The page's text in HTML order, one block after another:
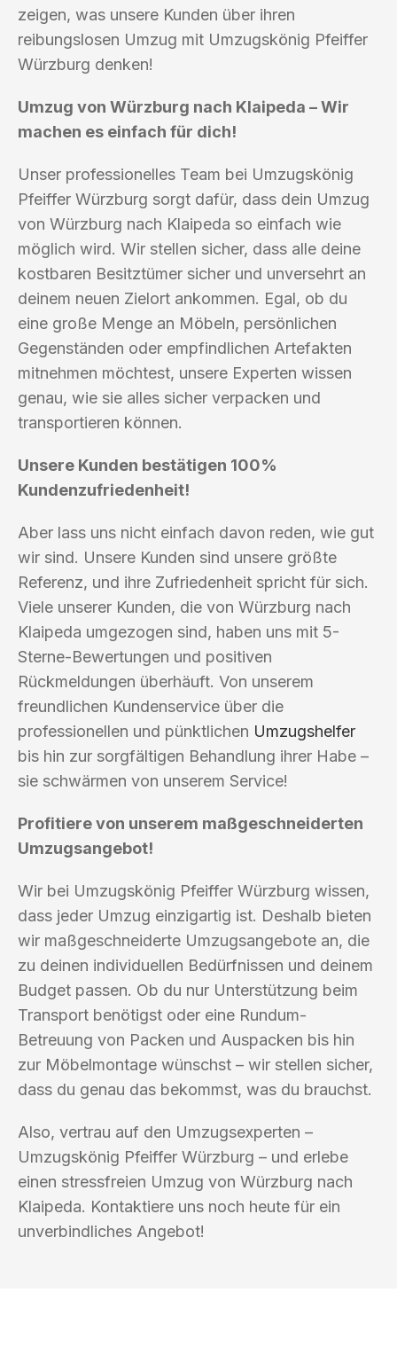
zeigen, was unsere Kunden über ihren
reibungslosen Umzug mit Umzugskönig Pfeiffer
Würzburg denken!
Umzug von Würzburg nach Klaipeda – Wir
machen es einfach für dich!
Unser professionelles Team bei Umzugskönig
Pfeiffer Würzburg sorgt dafür, dass dein Umzug
von Würzburg nach Klaipeda so einfach wie
möglich wird. Wir stellen sicher, dass alle deine
kostbaren Besitztümer sicher und unversehrt an
deinem neuen Zielort ankommen. Egal, ob du
eine große Menge an Möbeln, persönlichen
Gegenständen oder empfindlichen Artefakten
mitnehmen möchtest, unsere Experten wissen
genau, wie sie alles sicher verpacken und
transportieren können.
Unsere Kunden bestätigen 100%
Kundenzufriedenheit!
Aber lass uns nicht einfach davon reden, wie gut
wir sind. Unsere Kunden sind unsere größte
Referenz, und ihre Zufriedenheit spricht für sich.
Viele unserer Kunden, die von Würzburg nach
Klaipeda umgezogen sind, haben uns mit 5-
Sterne-Bewertungen und positiven
Rückmeldungen überhäuft. Von unserem
freundlichen Kundenservice über die
professionellen und pünktlichen Umzugshelfer
bis hin zur sorgfältigen Behandlung ihrer Habe –
sie schwärmen von unserem Service!
Profitiere von unserem maßgeschneiderten
Umzugsangebot!
Wir bei Umzugskönig Pfeiffer Würzburg wissen,
dass jeder Umzug einzigartig ist. Deshalb bieten
wir maßgeschneiderte Umzugsangebote an, die
zu deinen individuellen Bedürfnissen und deinem
Budget passen. Ob du nur Unterstützung beim
Transport benötigst oder eine Rundum-
Betreuung von Packen und Auspacken bis hin
zur Möbelmontage wünschst – wir stellen sicher,
dass du genau das bekommst, was du brauchst.
Also, vertrau auf den Umzugsexperten –
Umzugskönig Pfeiffer Würzburg – und erlebe
einen stressfreien Umzug von Würzburg nach
Klaipeda. Kontaktiere uns noch heute für ein
unverbindliches Angebot!